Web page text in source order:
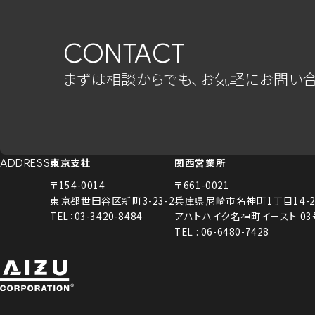
CONTACT
まずは相談からでも、お気軽にお問い
ADDRESS東京支社
〒154-0014
東京都世田谷区新町3-23-2
TEL：03-3420-8484
関西営業所
〒661-0021
兵庫県尼崎市名神町1丁目14-
アハトハイク名神町イースト 03
TEL : 06-6480-7428